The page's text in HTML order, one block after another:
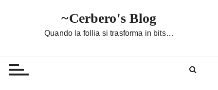
~Cerbero's Blog
Quando la follia si trasforma in bits…